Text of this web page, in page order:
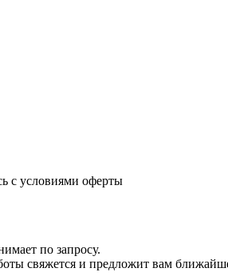
с условиями оферты
по запросу.
свяжется и предложит вам